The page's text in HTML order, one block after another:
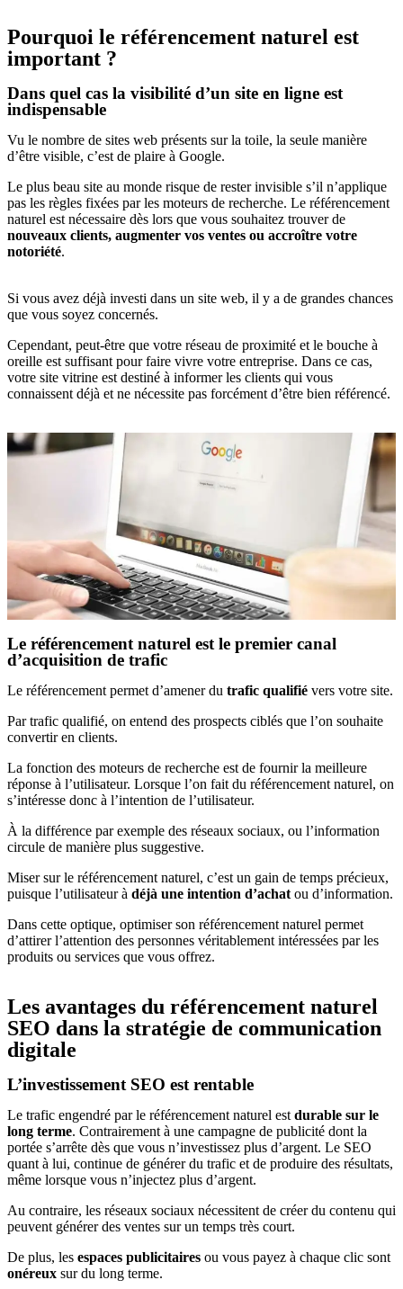
Pourquoi le référencement naturel est
important ?
Dans quel cas la visibilité d’un site en ligne est
indispensable
Vu le nombre de sites web présents sur la toile, la seule manière
d’être visible, c’est de plaire à Google.
Le plus beau site au monde risque de rester invisible s’il n’applique
pas les règles fixées par les moteurs de recherche. Le référencement
naturel est nécessaire dès lors que vous souhaitez trouver de
nouveaux clients, augmenter vos ventes ou accroître votre
notoriété.
Si vous avez déjà investi dans un site web, il y a de grandes chances
que vous soyez concernés.
Cependant, peut-être que votre réseau de proximité et le bouche à
oreille est suffisant pour faire vivre votre entreprise. Dans ce cas,
votre site vitrine est destiné à informer les clients qui vous
connaissent déjà et ne nécessite pas forcément d’être bien référencé.
Le référencement naturel est le premier canal
d’acquisition de trafic
Le référencement permet d’amener du trafic qualifié vers votre site.
Par trafic qualifié, on entend des prospects ciblés que l’on souhaite
convertir en clients.
La fonction des moteurs de recherche est de fournir la meilleure
réponse à l’utilisateur. Lorsque l’on fait du référencement naturel, on
s’intéresse donc à l’intention de l’utilisateur.
À la différence par exemple des réseaux sociaux, ou l’information
circule de manière plus suggestive.
Miser sur le référencement naturel, c’est un gain de temps précieux,
puisque l’utilisateur à déjà une intention d’achat ou d’information.
Dans cette optique, optimiser son référencement naturel permet
d’attirer l’attention des personnes véritablement intéressées par les
produits ou services que vous offrez.
Les avantages du référencement naturel
SEO dans la stratégie de communication
digitale
L’investissement SEO est rentable
Le trafic engendré par le référencement naturel est durable sur le
long terme. Contrairement à une campagne de publicité dont la
portée s’arrête dès que vous n’investissez plus d’argent. Le SEO
quant à lui, continue de générer du trafic et de produire des résultats,
même lorsque vous n’injectez plus d’argent.
Au contraire, les réseaux sociaux nécessitent de créer du contenu qui
peuvent générer des ventes sur un temps très court.
De plus, les espaces publicitaires ou vous payez à chaque clic sont
onéreux sur du long terme.